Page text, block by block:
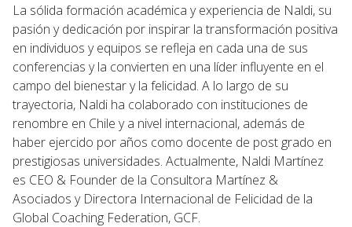
La sólida formación académica y experiencia de Naldi, su
pasión y dedicación por inspirar la transformación positiva
en individuos y equipos se refleja en cada una de sus
conferencias y la convierten en una líder influyente en el
campo del bienestar y la felicidad. A lo largo de su
trayectoria, Naldi ha colaborado con instituciones de
renombre en Chile y a nivel internacional, además de
haber ejercido por años como docente de post grado en
prestigiosas universidades. Actualmente, Naldi Martínez
es CEO & Founder de la Consultora Martínez &
Asociados y Directora Internacional de Felicidad de la
Global Coaching Federation, GCF.